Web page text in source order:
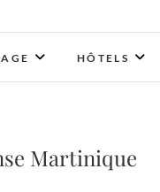
HÔTELS
Martinique